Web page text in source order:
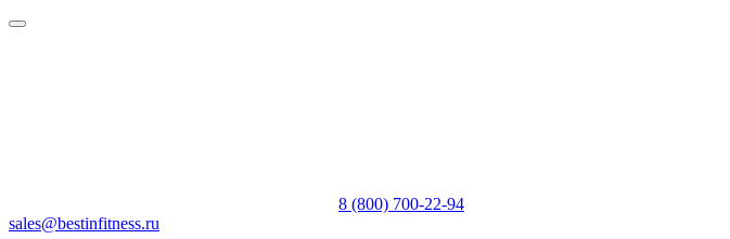
8 (800) 700-22-94
sales@bestinfitness.ru